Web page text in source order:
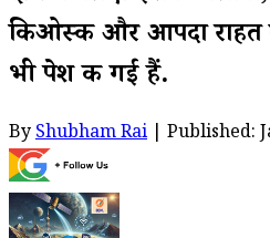
किओस्क और आपदा राहत
भी पेश की गई हैं.
ByShubham Rai | Published: